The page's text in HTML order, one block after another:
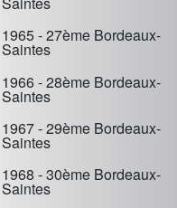
1965 - 27ème Bordeaux-
Saintes
1966 - 28ème Bordeaux-
Saintes
1967 - 29ème Bordeaux-
Saintes
1968 - 30ème Bordeaux-
Saintes